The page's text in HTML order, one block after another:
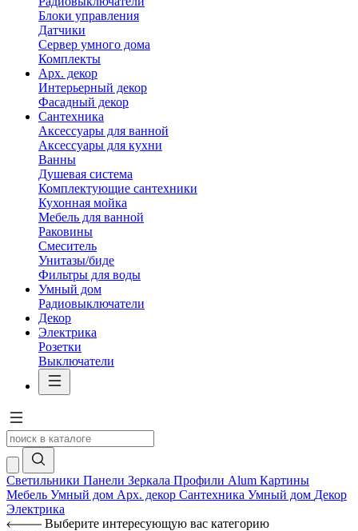
Блоки управления
Датчики
Сервер умного дома
Комплекты
Арх. декор
Интерьерный декор
Фасадный декор
Сантехника
Аксессуары для ванной
Аксессуары для кухни
Ванны
Душевая система
Комплектующие сантехники
Кухонная мойка
Мебель для ванной
Раковины
Смеситель
Унитазы/биде
Фильтры для воды
Умный дом
Радиовыключатели
Декор
Электрика
Розетки
Выключатели
Светильники Панели Зеркала Профили Alum Картины
Мебель Умный дом Арх. декор Сантехника Умный дом Декор
Электрика
Выберите интересующую вас категорию